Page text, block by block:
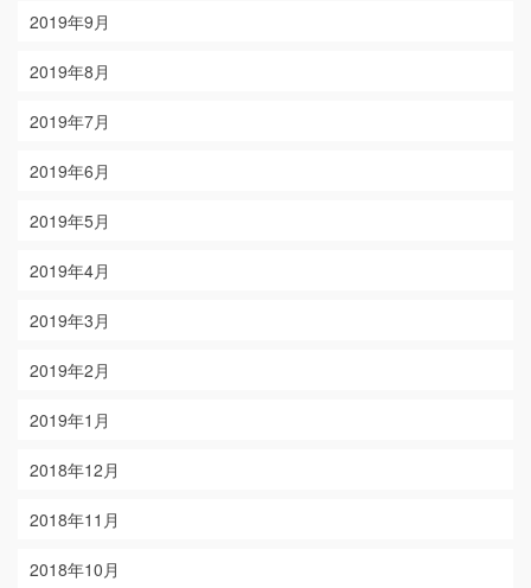
2019年9月
2019年8月
2019年7月
2019年6月
2019年5月
2019年4月
2019年3月
2019年2月
2019年1月
2018年12月
2018年11月
2018年10月